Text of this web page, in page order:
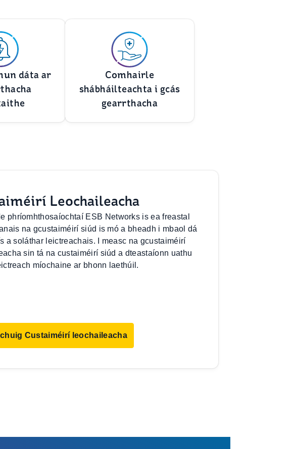
dáta ar
Comhairle
shábháilteachta i gcás
gearrthacha
Leochaileacha
phríomhthosaíochtaí ESB Networks is ea freastal
na gcustaiméirí siúd is mó a bheadh i mbaol dá
a soláthar leictreachais. I measc na gcustaiméirí
sin tá na custaiméirí siúd a dteastaíonn uathu
míochaine ar bhonn laethúil.
Custaiméirí leochaileacha